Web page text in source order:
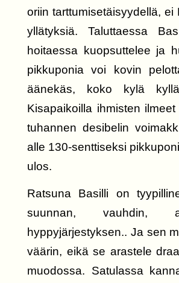
oriin tarttumisetäisyydellä,
yllätyksiä. Taluttaessa
hoitaessa kuopsuttelee ja
pikkuponia voi kovin
äänekäs, koko kylä
Kisapaikoilla ihmisten
tuhannen desibelin
alle 130-senttiseksi
ulos.
Ratsuna Basilli on
suunnan, vauhdin,
hyppyjärjestyksen.. Ja sen
väärin, eikä se arastele
muodossa. Satulassa